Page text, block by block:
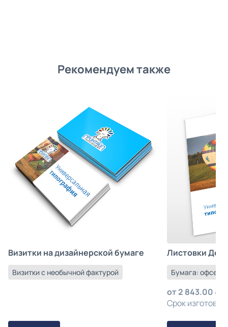
Рекомендуем также
Визитки на дизайнерской бумаге
Визитки с необычной фактурой
Листовки
Бумага:
от2 843.00
Срок